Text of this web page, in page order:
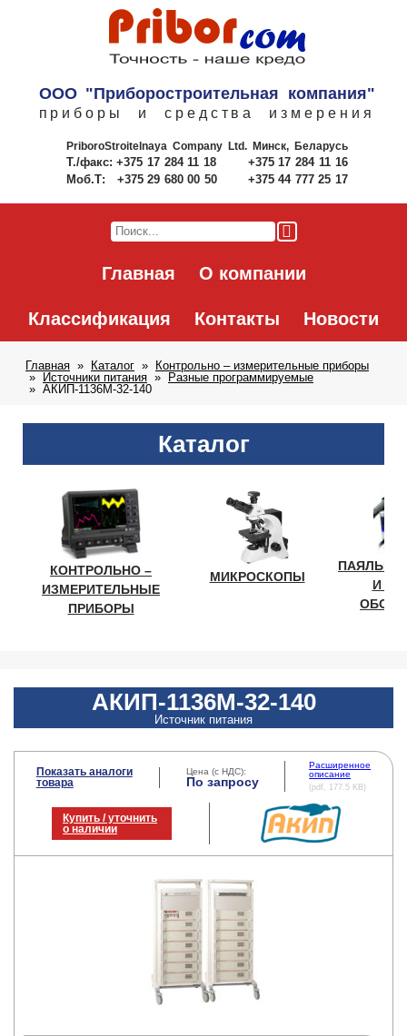
ООО "Приборостроительная компания"
приборы и средства измерения
PriboroStroitelnaya Company Ltd.Минск, Беларусь
Т./факс: +375 17 284 11 18
+375 17 284 11 16
Моб.Т:
+375 29 680 00 50 +375 44 777 25 17
Главная О компании
Классификация Контакты Новости
Главная Каталог
Контрольно – измерительные приборы
Источники питания
Разные программируемые
АКИП-1136M-32-140
Каталог
КОНТРОЛЬНО –
ИЗМЕРИТЕЛЬНЫЕ
ПРИБОРЫ
МИКРОСКОПЫ
И
АКИП-1136M-32-140
Источник питания
Показать аналоги
товара
Цена (с НДС):
По запросу
Расширенное
описание
(pdf, 177.5 KB)
Купить / уточнить
о наличии